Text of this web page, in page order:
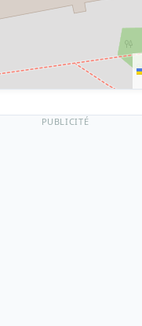
PUBLICITÉ